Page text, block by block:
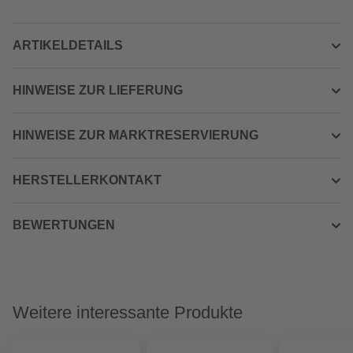
ARTIKELDETAILS
HINWEISE ZUR LIEFERUNG
HINWEISE ZUR MARKTRESERVIERUNG
HERSTELLERKONTAKT
BEWERTUNGEN
Weitere interessante Produkte